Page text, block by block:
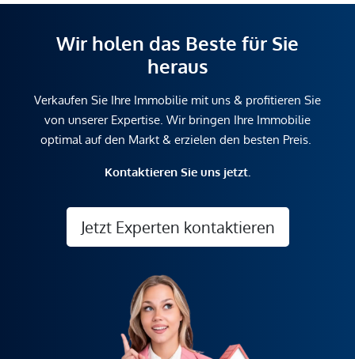
Wir holen das Beste für Sie
heraus
Verkaufen Sie Ihre Immobilie mit uns & profitieren Sie
von unserer Expertise. Wir bringen Ihre Immobilie
optimal auf den Markt & erzielen den besten Preis.
Kontaktieren Sie uns jetzt.
Jetzt Experten kontaktieren